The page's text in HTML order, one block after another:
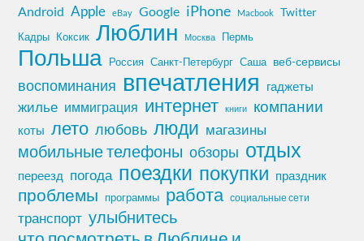
Android Apple eBay Google iPhone Macbook Twitter
Кадры Коксик Люблин Москва Пермь
Польша Россия Санкт-Петербург Саша веб-сервисы
воспоминания впечатления гаджеты
жилье иммиграция интернет книги компании
коты лето любовь люди магазины
мобильные телефоны обзоры отдых
переезд погода поездки покупки праздник
проблемы программы работа социальные сети
транспорт улыбнитесь